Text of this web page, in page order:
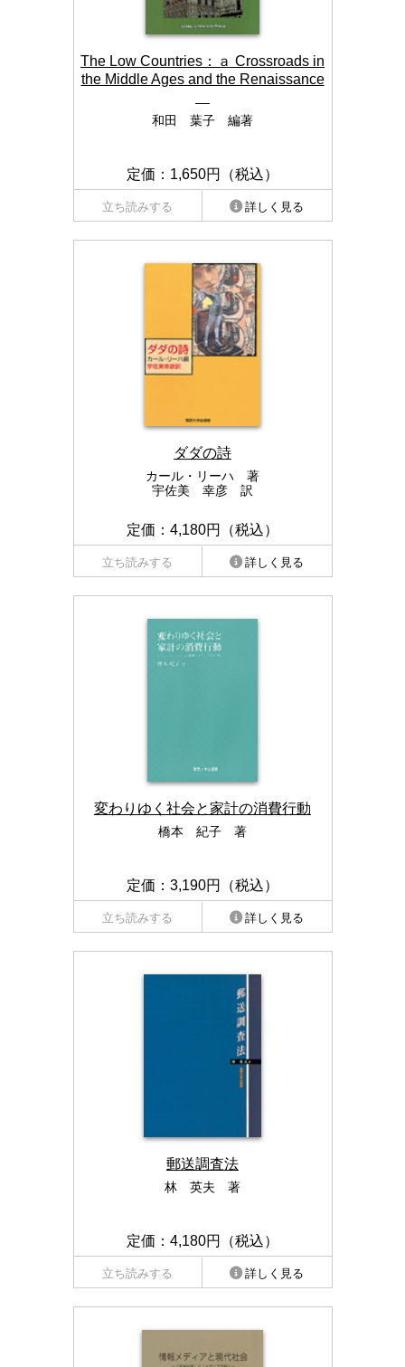
The Low Countries：ａ Crossroads in
the Middle Ages and the Renaissance
和田 葉子 編著
定価：1,650円（税込）
立ち読みする 詳しく見る
ダダの詩
カール・リーハ 著
宇佐美 幸彦 訳
定価：4,180円（税込）
立ち読みする 詳しく見る
変わりゆく社会と家計の消費行動
橋本 紀子 著
定価：3,190円（税込）
立ち読みする 詳しく見る
郵送調査法
林 英夫 著
定価：4,180円（税込）
立ち読みする 詳しく見る